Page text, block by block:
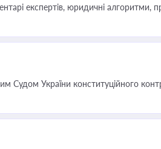
експертів, юридичні алгоритми,
Судом України конституційного